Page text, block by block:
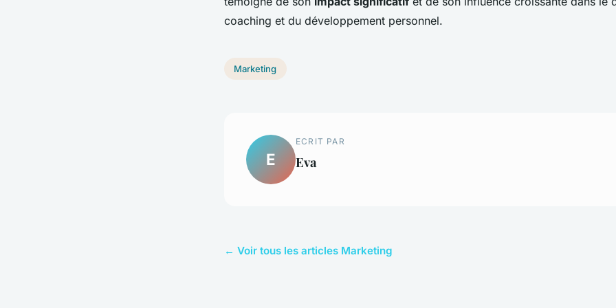
coaching et du développement personnel.
Marketing
E
ECRIT PAR
Eva
← Voir tous les articles Marketing